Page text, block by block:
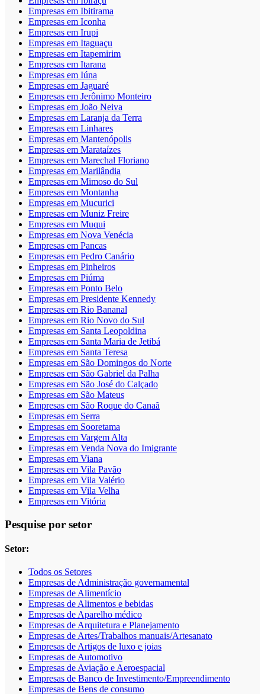
Empresas em Ibitirama
Empresas em Iconha
Empresas em Irupi
Empresas em Itaguaçu
Empresas em Itapemirim
Empresas em Itarana
Empresas em Iúna
Empresas em Jaguaré
Empresas em Jerônimo Monteiro
Empresas em João Neiva
Empresas em Laranja da Terra
Empresas em Linhares
Empresas em Mantenópolis
Empresas em Marataízes
Empresas em Marechal Floriano
Empresas em Marilândia
Empresas em Mimoso do Sul
Empresas em Montanha
Empresas em Mucurici
Empresas em Muniz Freire
Empresas em Muqui
Empresas em Nova Venécia
Empresas em Pancas
Empresas em Pedro Canário
Empresas em Pinheiros
Empresas em Piúma
Empresas em Ponto Belo
Empresas em Presidente Kennedy
Empresas em Rio Bananal
Empresas em Rio Novo do Sul
Empresas em Santa Leopoldina
Empresas em Santa Maria de Jetibá
Empresas em Santa Teresa
Empresas em São Domingos do Norte
Empresas em São Gabriel da Palha
Empresas em São José do Calçado
Empresas em São Mateus
Empresas em São Roque do Canaã
Empresas em Serra
Empresas em Sooretama
Empresas em Vargem Alta
Empresas em Venda Nova do Imigrante
Empresas em Viana
Empresas em Vila Pavão
Empresas em Vila Valério
Empresas em Vila Velha
Empresas em Vitória
Pesquise por setor
Setor:
Todos os Setores
Empresas de Administração governamental
Empresas de Alimentício
Empresas de Alimentos e bebidas
Empresas de Aparelho médico
Empresas de Arquitetura e Planejamento
Empresas de Artes/Trabalhos manuais/Artesanato
Empresas de Artigos de luxo e joias
Empresas de Automotivo
Empresas de Aviação e Aeroespacial
Empresas de Banco de Investimento/Empreendimento
Empresas de Bens de consumo